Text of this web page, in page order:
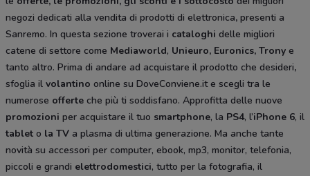
negozi dedicati alla vendita di prodotti di elettronica, presenti a
Sanremo. In questa sezione troverai i cataloghi delle migliori
catene di settore come Mediaworld, Unieuro, Euronics, Trony e
tanto altro. Prima di andare ad acquistare il prodotto che desideri,
sfoglia il volantino online su DoveConviene.it e scegli tra le
numerose offerte che più ti soddisfano. Approfitta delle nuove
promozioni per acquistare il tuo smartphone, la PS4, l’iPhone 6, il
tablet o la TV a plasma di ultima generazione. Ma anche tante
novità su accessori per computer, ebook, mp3, monitor, telefonia,
piccoli e grandi elettrodomestici, tutto per la fotografia, il